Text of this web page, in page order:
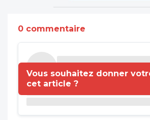
0 commentaire
Vous souhaitez donner
cet article ?